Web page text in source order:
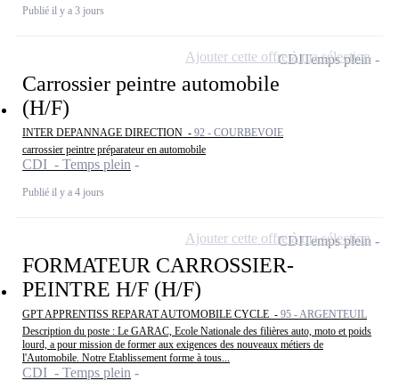
Publié il y a 3 jours
Carrossier peintre automobile
(H/F)
INTER DEPANNAGE DIRECTION - 92 - COURBEVOIE
carrossier peintre préparateur en automobile
CDI - Temps plein
Publié il y a 4 jours
CDITemps plein
Ajouter cette offre à ma sélection
FORMATEUR CARROSSIER-
PEINTRE H/F (H/F)
GPT APPRENTISS REPARAT AUTOMOBILE CYCLE - 95 - ARGENTEUIL
Description du poste : Le GARAC, Ecole Nationale des filières auto, moto et poids
lourd, a pour mission de former aux exigences des nouveaux métiers de
l'Automobile. Notre Etablissement forme à tous...
CDI - Temps plein
CDITemps plein
Ajouter cette offre à ma sélection